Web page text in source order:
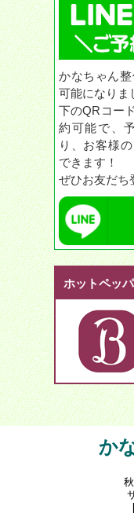
かなちゃん
可能になり
下のQRコー
約可能で、
り、お客様
できます！
ぜひお友だち
ホットペッ
か